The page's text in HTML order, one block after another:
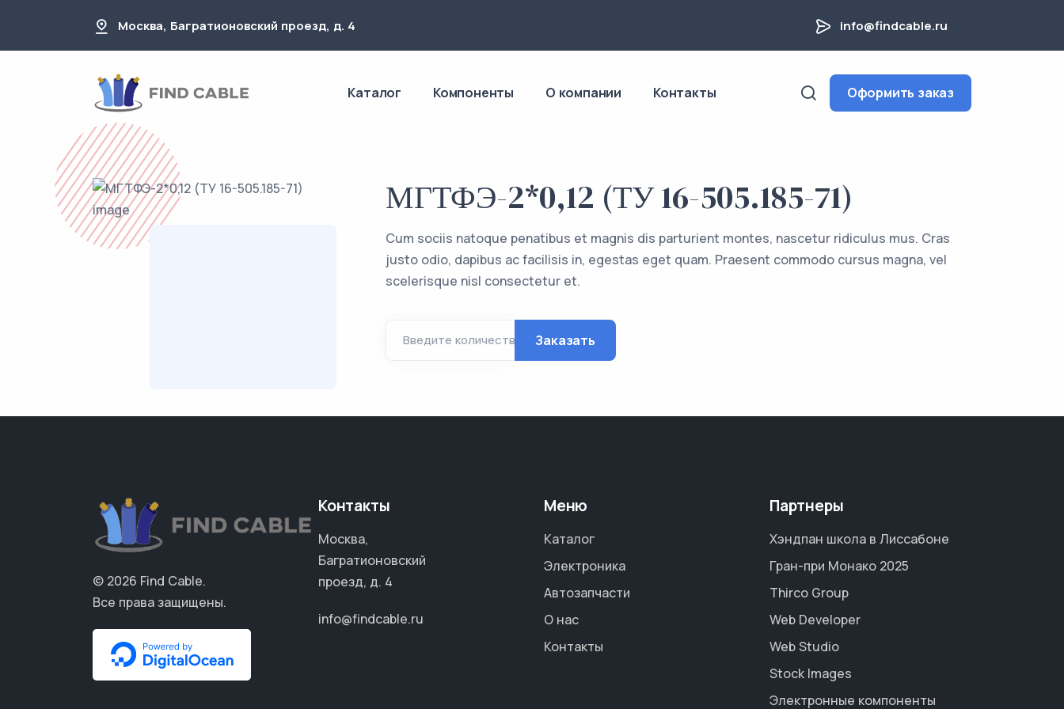
Москва, Багратионовский проезд, д. 4 info@findcable.ru
Каталог Компоненты О компании Контакты Оформить заказ
МГТФЭ-2*0,12 (ТУ 16-505.185-71)
Cum sociis natoque penatibus et magnis dis parturient montes, nascetur ridiculus mus. Cras
justo odio, dapibus ac facilisis in, egestas eget quam. Praesent commodo cursus magna, vel
scelerisque nisl consectetur et.
Введите количество Заказать
© 2026 Find Cable.
Все права защищены.
Контакты
Москва,
Багратионовский
проезд, д. 4
info@findcable.ru
Меню
Каталог
Электроника
Автозапчасти
О нас
Контакты
Партнеры
Хэндпан школа в Лиссабоне
Гран-при Монако 2025
Thirco Group
Web Developer
Web Studio
Stock Images
Электронные компоненты